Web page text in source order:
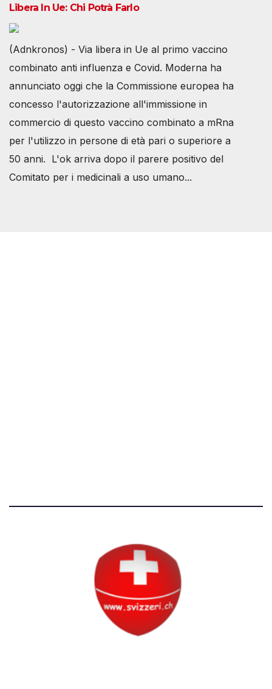
Libera In Ue: Chi Potrà Farlo
(Adnkronos) - Via libera in Ue al primo vaccino
combinato anti influenza e Covid. Moderna ha
annunciato oggi che la Commissione europea ha
concesso l'autorizzazione all'immissione in
commercio di questo vaccino combinato a mRna
per l'utilizzo in persone di età pari o superiore a
50 anni. L'ok arriva dopo il parere positivo del
Comitato per i medicinali a uso umano...